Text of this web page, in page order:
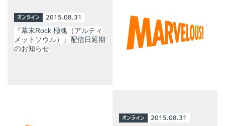
オンライン 2015.08.31
『幕末Rock 極魂（アルティ
メットソウル）』配信日延期
のお知らせ
オンライン 2015.08.31